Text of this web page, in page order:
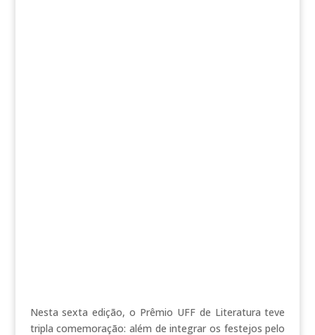
Nesta sexta edição, o Prêmio UFF de Literatura teve
tripla comemoração: além de integrar os festejos pelo